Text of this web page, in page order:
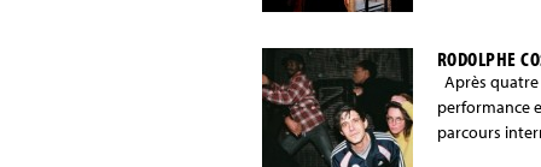
RODOLPHE
Après
performance
parcours